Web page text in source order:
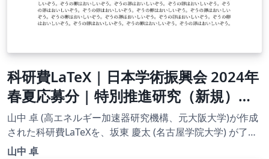
科研費LaTeX | 日本学術振興会 2024年
春夏応募分 | 特別推進研究（新規）・
日本語版その１ | 2024.04.12
山中 卓 (高エネルギー加速器研究機構、元大阪大学)が作成
された科研費LaTeXを、坂東 慶太 (名古屋学院大学) が了承
を得てテンプレート登録しています。 詳細はこちら↓をご
山中 卓